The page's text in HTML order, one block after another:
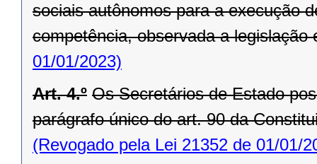
sociais autônomos para a execução
competência, observada a legislação
01/01/2023)
Art. 4.º Os Secretários de Estado
parágrafo único do art. 90 da
(Revogado pela Lei 21352 de 01/01/